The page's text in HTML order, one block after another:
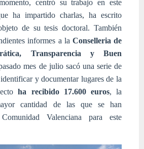
centró su trabajo en este
ha impartido charlas, ha escrito
de su tesis doctoral. También
informes a la Conselleria de
Transparencia y Buen
mes de julio sacó una serie de
y documentar lugares de la
ha recibido 17.600 euros, la
cantidad de las que se han
Valenciana para este